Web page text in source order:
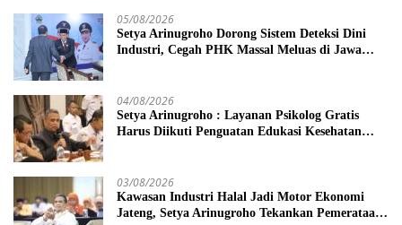
05/08/2026
Setya Arinugroho Dorong Sistem Deteksi Dini
Industri, Cegah PHK Massal Meluas di Jawa
04/08/2026
Setya Arinugroho : Layanan Psikolog Gratis
Harus Diikuti Penguatan Edukasi Kesehatan
03/08/2026
Kawasan Industri Halal Jadi Motor Ekonomi
Jateng, Setya Arinugroho Tekankan Pemerataan